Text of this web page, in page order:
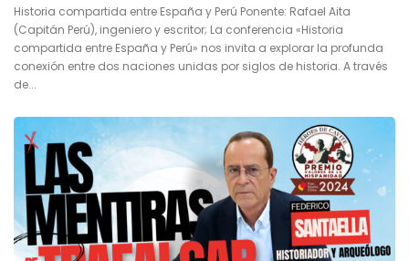
Historia compartida entre España y Perú Ponente: Rafael Aita
(Capitán Perú), ingeniero y escritor; La conferencia «Historia
compartida entre España y Perú» nos invita a explorar la profunda
conexión entre dos naciones unidas por siglos de historia. A través
de...